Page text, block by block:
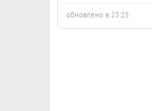
обновлено в 23:25